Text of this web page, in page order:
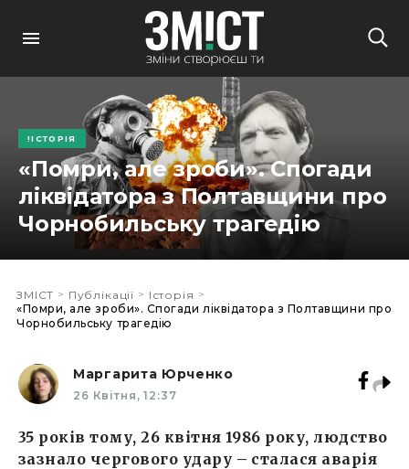
ІСТОРІЯ
«Помри, але зроби». Спогади
ліквідатора з Полтавщини про
Чорнобильську трагедію
ЗМІСТ > Публікації > Історія >
«Помри, але зроби». Спогади ліквідатора з Полтавщини про
Чорнобильську трагедію
Маргарита Юрченко
26 Квітня, 12:37
35 років тому, 26 квітня 1986 року, людство
зазнало чергового удару – сталася аварія